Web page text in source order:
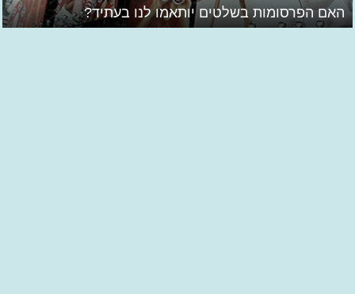
האם הפרסומות בשלטים יותאמו לנו בעתיד?